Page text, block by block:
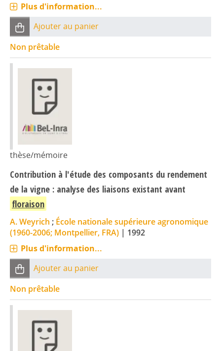
Plus d'information...
Ajouter au panier
Non prêtable
thèse/mémoire
Contribution à l'étude des composants du rendement
de la vigne : analyse des liaisons existant avant
floraison
A. Weyrich ; École nationale supérieure agronomique
(1960-2006; Montpellier, FRA) | 1992
Plus d'information...
Ajouter au panier
Non prêtable